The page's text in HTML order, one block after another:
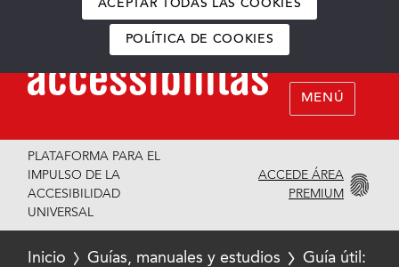
ACEPTAR TODAS LAS COOKIES
POLÍTICA DE COOKIES
MENÚ
PLATAFORMA PARA EL
IMPULSO DE LA
ACCESIBILIDAD
UNIVERSAL
ACCEDE ÁREA
PREMIUM
Inicio Guías, manuales y estudios
Guía útil: